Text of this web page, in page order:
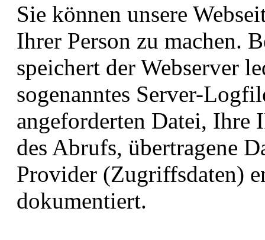
Sie können unsere
Ihrer Person zu machen.
speichert der Webserver
sogenanntes Server-
angeforderten Datei, Ihre
des Abrufs, übertragene
Provider (Zugriffsdaten)
dokumentiert.